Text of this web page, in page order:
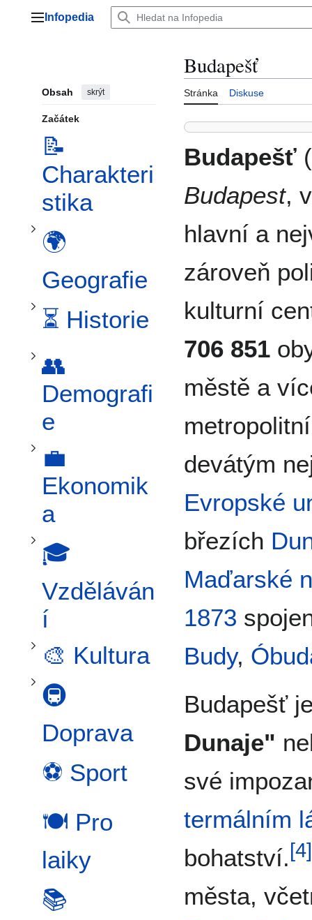
Hlavní menu
Infopedia
Obsah skrýt
Začátek
📝
Charakteri
stika
🌍
Geografie
Přepnout podsekci 🌍 Geografie
⏳ Historie
Přepnout podsekci ⏳ Historie
👥
Demografi
e
Přepnout podsekci 👥 Demografie
💼
Ekonomik
a
Přepnout podsekci 💼 Ekonomika
🎓
Vzděláván
í
Přepnout podsekci 🎓 Vzdělávání
🎨 Kultura
Přepnout podsekci 🎨 Kultura
🚇
Doprava
Přepnout podsekci 🚇 Doprava
⚽ Sport
🍽️ Pro
laiky
📚
Budapešť
Stránka Diskuse
Budapešť
Budapest,
hlavní a
zároveň
kulturní
706 851
městě a
devátým
Evropské
březích
Maďarské
1873
Budy,
Budapešť
Dunaje"
své
termálním
bohatství. [4]
města,